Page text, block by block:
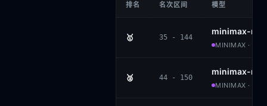
排名 名次区间 模型
🥇 35 - 144
minimax-
MINIMAX · MIT
🥈 44 - 150
minimax-m1
MINIMAX ·